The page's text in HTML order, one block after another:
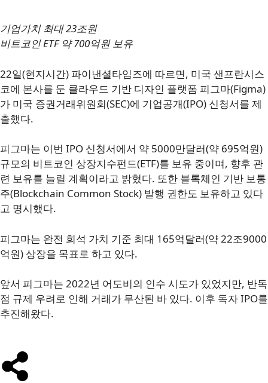
기업가치 최대 23조원
비트코인 ETF 약 700억원 보유
22일(현지시간) 파이낸셜타임즈에 따르면, 미국 샌프란시스
코에 본사를 둔 클라우드 기반 디자인 플랫폼 피그마(Figma)
가 미국 증권거래위원회(SEC)에 기업공개(IPO) 신청서를 제
출했다.
피그마는 이번 IPO 신청서에서 약 5000만달러(약 695억원)
규모의 비트코인 상장지수펀드(ETF)를 보유 중이며, 향후 관
련 보유를 늘릴 계획이라고 밝혔다. 또한 블록체인 기반 보통
주(Blockchain Common Stock) 발행 권한도 보유하고 있다
고 명시했다.
피그마는 완전 희석 가치 기준 최대 165억달러(약 22조9000
억원) 상장을 목표로 하고 있다.
앞서 피그마는 2022년 어도비의 인수 시도가 있었지만, 반독
점 규제 우려로 인해 거래가 무산된 바 있다. 이후 독자 IPO를
추진해왔다.